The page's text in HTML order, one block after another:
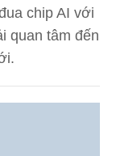
chip AI với
quan tâm đến